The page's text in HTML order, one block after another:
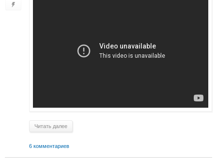
Читать далее
6 комментариев